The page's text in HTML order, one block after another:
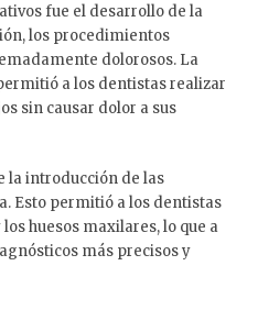
fue el desarrollo de la
los procedimientos
dolorosos. La
a los dentistas realizar
sin causar dolor a sus
la introducción de las
Esto permitió a los dentistas
huesos maxilares, lo que a
más precisos y